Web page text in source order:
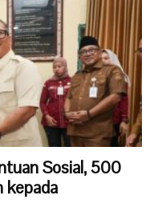
Sosial, 500
kepada